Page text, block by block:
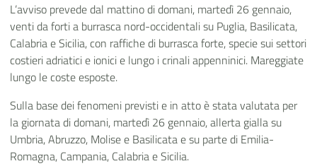
L’avviso prevede dal mattino di domani, martedì 26 gennaio,
venti da forti a burrasca nord-occidentali su Puglia, Basilicata,
Calabria e Sicilia, con raffiche di burrasca forte, specie sui settori
costieri adriatici e ionici e lungo i crinali appenninici. Mareggiate
lungo le coste esposte.
Sulla base dei fenomeni previsti e in atto è stata valutata per
la giornata di domani, martedì 26 gennaio, allerta gialla su
Umbria, Abruzzo, Molise e Basilicata e su parte di Emilia-
Romagna, Campania, Calabria e Sicilia.